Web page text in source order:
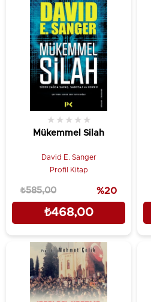
Mükemmel Silah
★ ★ ★ ★ ★
David E. Sanger
Profil Kitap
₺468,00
₺585,00 %20